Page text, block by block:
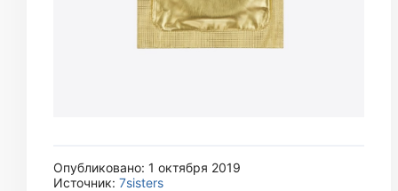
Опубликовано: 1 октября 2019
Источник: 7sisters